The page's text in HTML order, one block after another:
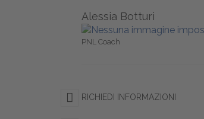
Alessia Botturi
PNL Coach
RICHIEDI INFORMAZIONI